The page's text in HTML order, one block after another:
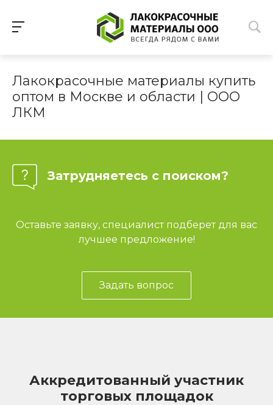
Лакокрасочные материалы купить
оптом в Москве и области | ООО
ЛКМ
Затрудняетесь с поиском?
Оставьте заявку, специалист подберет для вас
лучшее предложение!
Задать вопрос
Аккредитованный участник
торговых площадок